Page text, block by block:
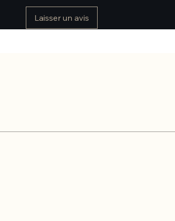
Laisser un avis